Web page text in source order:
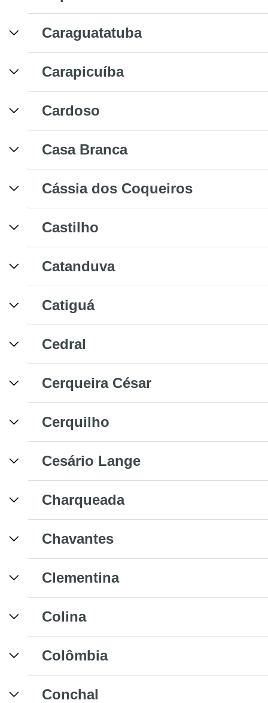
Caraguatatuba
Carapicuíba
Cardoso
Casa Branca
Cássia dos Coqueiros
Castilho
Catanduva
Catiguá
Cedral
Cerqueira César
Cerquilho
Cesário Lange
Charqueada
Chavantes
Clementina
Colina
Colômbia
Conchal